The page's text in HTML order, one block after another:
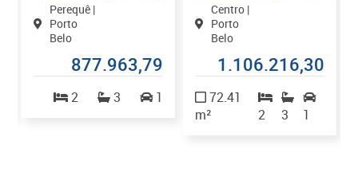
Perequê |
Porto
Belo
877.963,79
2 3 1
Centro |
Porto
Belo
1.106.216,30
72.41
m²
2 3 1